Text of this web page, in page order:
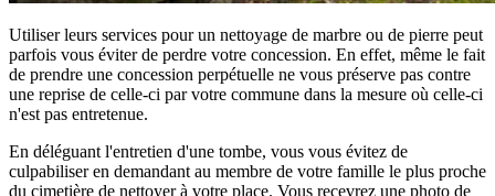
Utiliser leurs services pour un nettoyage de marbre ou de pierre peut
parfois vous éviter de perdre votre concession. En effet, même le fait
de prendre une concession perpétuelle ne vous préserve pas contre
une reprise de celle-ci par votre commune dans la mesure où celle-ci
n'est pas entretenue.
En déléguant l'entretien d'une tombe, vous vous évitez de
culpabiliser en demandant au membre de votre famille le plus proche
du cimetière de nettoyer à votre place. Vous recevrez une photo de